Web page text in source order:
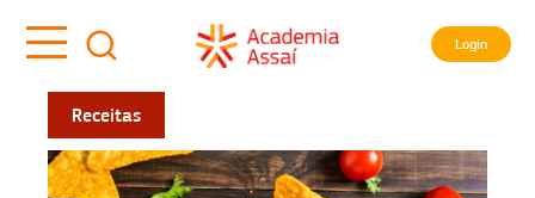
Login
Receitas